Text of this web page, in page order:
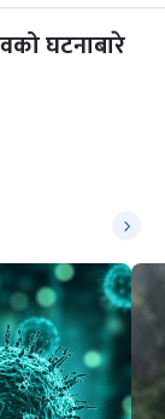
घटनाबारे